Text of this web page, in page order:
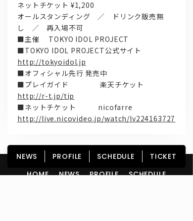
ネットチケット ¥1,200
オールスタンディング ／ ドリンク販売無
し ／ 再入場不可
■主催 TOKYO IDOL PROJECT
■TOKYO IDOL PROJECT公式サイト
http://tokyoidol.jp
■オフィシャル先行 発売中
■プレイガイド 楽天チケット
http://r-t.jp/tip
■ネットチケット nicofarre
http://live.nicovideo.jp/watch/lv224163727
HOME NEWS PROFILE
SCHEDULE
NEWS PROFILE SCHEDULE TICKET